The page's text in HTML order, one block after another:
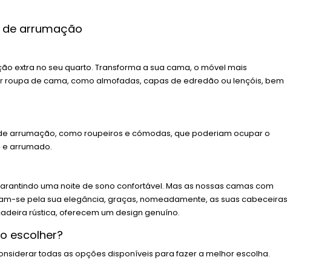
arrumação
extra no seu quarto. Transforma a sua cama, o móvel mais
de cama, como almofadas, capas de edredão ou lençóis, bem
arrumação, como roupeiros e cómodas, que poderiam ocupar o
arrumado.
uma noite de sono confortável. Mas as nossas camas com
se pela sua elegância, graças, nomeadamente, as suas cabeceiras
rústica, oferecem um design genuíno.
escolher?
todas as opções disponíveis para fazer a melhor escolha.